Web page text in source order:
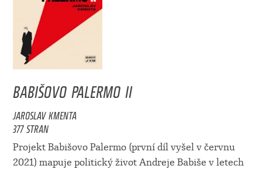
BABIŠOVO PALERMO II
JAROSLAV KMENTA
377 STRAN
Projekt Babišovo Palermo (první díl vyšel v červnu
2021) mapuje politický život Andreje Babiše v letech